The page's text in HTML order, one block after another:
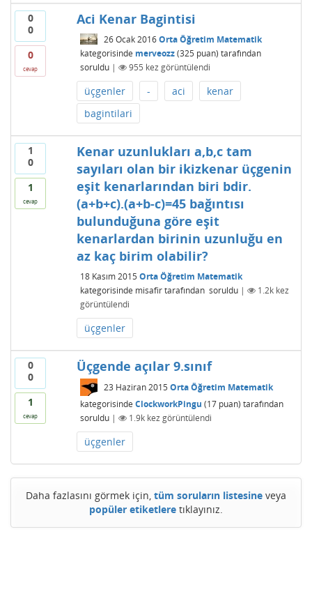
0
0
0
cevap
Aci Kenar Bagintisi
26 Ocak 2016 Orta Öğretim Matematik
kategorisinde merveozz (325 puan) tarafından
soruldu | 955 kez görüntülendi
üçgenler - aci
kenar
bagintilari
1
0
1
cevap
Kenar uzunlukları a,b,c tam
sayıları olan bir ikizkenar üçgenin
eşit kenarlarından biri bdir.
(a+b+c).(a+b-c)=45 bağıntısı
bulunduğuna göre eşit
kenarlardan birinin uzunluğu en
az kaç birim olabilir?
18 Kasım 2015 Orta Öğretim Matematik
kategorisinde misafir tarafından soruldu | 1.2kkez
görüntülendi
üçgenler
0
0
1
cevap
Üçgende açılar 9.sınıf
23 Haziran 2015 Orta Öğretim Matematik
kategorisinde ClockworkPingu (17puan) tarafından
soruldu | 1.9kkez görüntülendi
üçgenler
Daha fazlasını görmek için, tüm soruların listesine veya
popüler etiketlere tıklayınız.